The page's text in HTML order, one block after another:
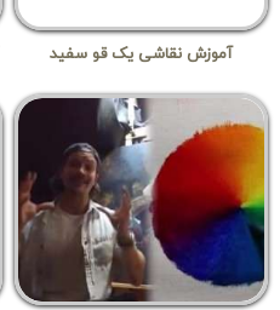
آموزش نقاشی یک قو سفید